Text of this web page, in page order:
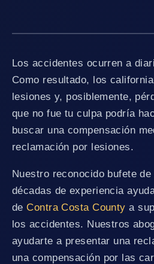
Los accidentes ocurren a
Como resultado, los
lesiones y, posiblemente,
que no fue tu culpa podría
buscar una compensación
reclamación por lesiones.
Nuestro reconocido bufete
décadas de experiencia
deContra Costa County a
los accidentes. Nuestros
ayudarte a presentar una
una compensación por las